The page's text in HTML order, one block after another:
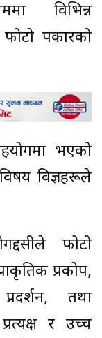
विभिन्न
पत्रकारको
भएको
विज्ञहरूले
फोटो
प्रकोप,
तथा
र उच्च